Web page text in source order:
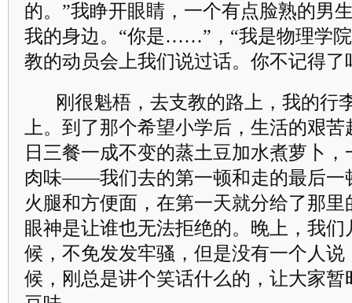
的。”我睁开眼睛，一个有点脸熟的男
我的身边。“你是……”，“我是物理学
教的动员会上我们说过话。你不记得了
刚很魁梧，去支教的路上，我的行
上。到了那个希望小学后，生活的艰
日三餐一成不变的蒸土豆加水煮萝卜
肉味——我们去的第一顿和走的最后一
火腿和方便面，在第一天就分给了那
眼神是让谁也无法拒绝的。晚上，我
候，不免发发牢骚，但是没有一个人说
候，刚总是讲个笑话什么的，让大家